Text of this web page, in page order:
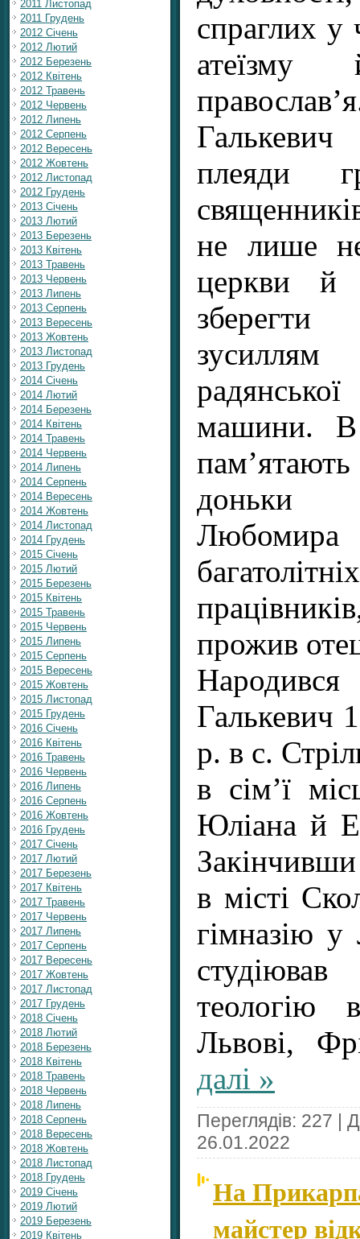
2011 Листопад
2011 Грудень
2012 Січень
2012 Лютий
2012 Березень
2012 Квітень
2012 Травень
2012 Червень
2012 Липень
2012 Серпень
2012 Вересень
2012 Жовтень
2012 Листопад
2012 Грудень
2013 Січень
2013 Лютий
2013 Березень
2013 Квітень
2013 Травень
2013 Червень
2013 Липень
2013 Серпень
2013 Вересень
2013 Жовтень
2013 Листопад
2013 Грудень
2014 Січень
2014 Лютий
2014 Березень
2014 Квітень
2014 Травень
2014 Червень
2014 Липень
2014 Серпень
2014 Вересень
2014 Жовтень
2014 Листопад
2014 Грудень
2015 Січень
2015 Лютий
2015 Березень
2015 Квітень
2015 Травень
2015 Червень
2015 Липень
2015 Серпень
2015 Вересень
2015 Жовтень
2015 Листопад
2015 Грудень
2016 Січень
2016 Квітень
2016 Травень
2016 Червень
2016 Липень
2016 Серпень
2016 Жовтень
2016 Грудень
2017 Січень
2017 Лютий
2017 Березень
2017 Квітень
2017 Травень
2017 Червень
2017 Липень
2017 Серпень
2017 Вересень
2017 Жовтень
2017 Листопад
2017 Грудень
2018 Січень
2018 Лютий
2018 Березень
2018 Квітень
2018 Травень
2018 Червень
2018 Липень
2018 Серпень
2018 Вересень
2018 Жовтень
2018 Листопад
2018 Грудень
2019 Січень
2019 Лютий
2019 Березень
2019 Квітень
спраглих у
атеїзму
плеяди
не лише
церкви й
машини. В
доньки
Любомира
прожив
Галькевич
р. в с.
в сім’ї
Юліана й
в місті
гімназію
теологію
Львові,
далі »
Переглядів: 227 |
26.01.2022
На
майстер